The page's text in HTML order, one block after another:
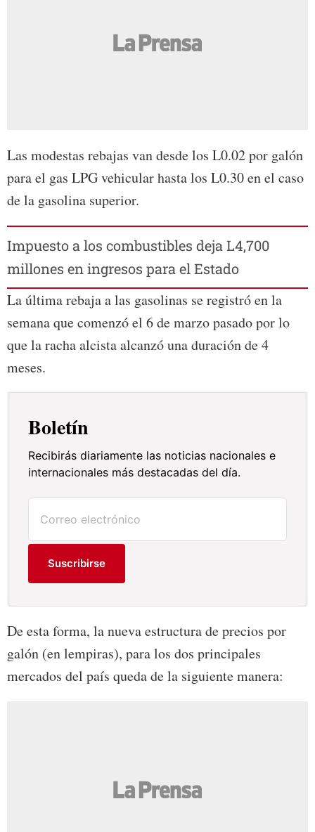
Las modestas rebajas van desde los L0.02 por galón
para el gas LPG vehicular hasta los L0.30 en el caso
de la gasolina superior.
Impuesto a los combustibles deja L4,700
millones en ingresos para el Estado
La última rebaja a las gasolinas se registró en la
semana que comenzó el 6 de marzo pasado por lo
que la racha alcista alcanzó una duración de 4
meses.
Boletín
Recibirás diariamente las noticias nacionales e
internacionales más destacadas del día.
Suscribirse
De esta forma, la nueva estructura de precios por
galón (en lempiras), para los dos principales
mercados del país queda de la siguiente manera: